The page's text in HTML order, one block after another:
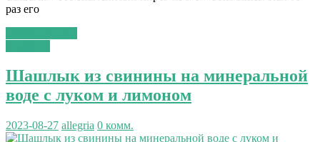
раз его
Шашлык из свинины на минеральной
воде с луком и лимоном
2023-08-27 allegria 0 комм.